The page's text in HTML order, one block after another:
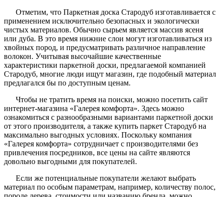
Отметим, что Паркетная доска Стародуб изготавливается с
применением исключительно безопасных и экологически
чистых материалов. Обычно сырьем является массив ясеня
или дуба. В это время нижние слои могут изготавливаться из
хвойных пород, и предусматривать различное направление
волокон. Учитывая высочайшие качественные
характеристики паркетной доски, предлагаемой компанией
Стародуб, многие люди ищут магазин, где подобный материал
предлагался бы по доступным ценам.
Чтобы не тратить время на поиски, можно посетить сайт
интернет-магазина «Галерея комфорта». Здесь можно
ознакомиться с разнообразными вариантами паркетной доски
от этого производителя, а также купить паркет Стародуб на
максимально выгодных условиях. Поскольку компания
«Галерея комфорта» сотрудничает с производителями без
привлечения посредников, все цены на сайте являются
довольно выгодными для покупателей.
Если же потенциальные покупатели желают выбрать
материал по особым параметрам, например, количеству полос,